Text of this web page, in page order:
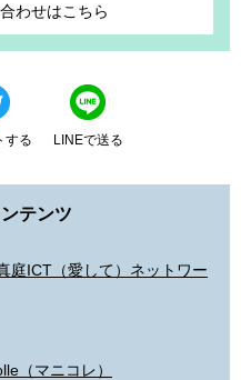
わせはこちら
する LINEで送る
テンツ
庭ICT（愛して）ネットワー
（マニコレ）